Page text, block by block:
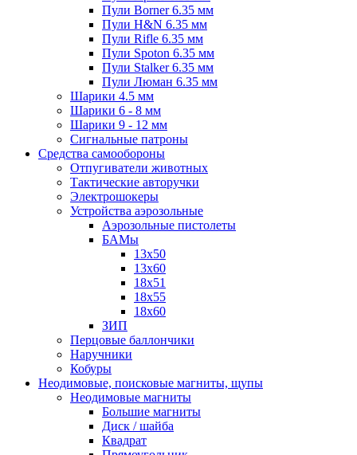
Пули Borner 6.35 мм
Пули H&N 6.35 мм
Пули Rifle 6.35 мм
Пули Spoton 6.35 мм
Пули Stalker 6.35 мм
Пули Люман 6.35 мм
Шарики 4.5 мм
Шарики 6 - 8 мм
Шарики 9 - 12 мм
Сигнальные патроны
Средства самообороны
Отпугиватели животных
Тактические авторучки
Электрошокеры
Устройства аэрозольные
Аэрозольные пистолеты
БАМы
13х50
13х60
18х51
18х55
18х60
ЗИП
Перцовые баллончики
Наручники
Кобуры
Неодимовые, поисковые магниты, щупы
Неодимовые магниты
Большие магниты
Диск / шайба
Квадрат